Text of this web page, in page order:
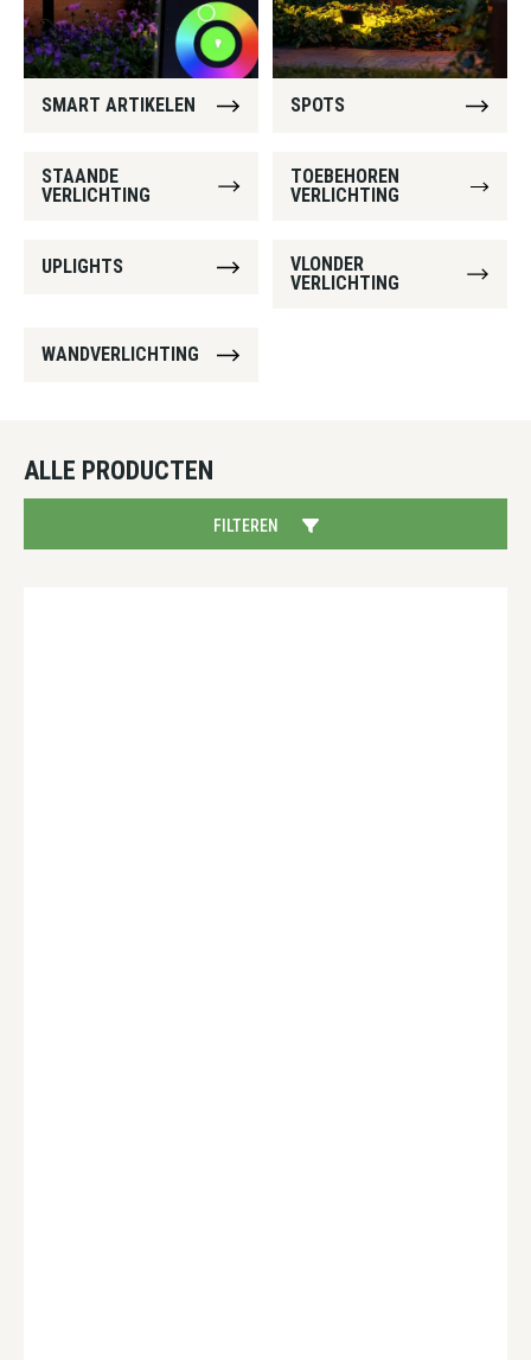
SMART ARTIKELEN SPOTS
STAANDE
VERLICHTING
TOEBEHOREN
VERLICHTING
UPLIGHTS
VLONDER
VERLICHTING
WANDVERLICHTING
ALLE PRODUCTEN
FILTEREN